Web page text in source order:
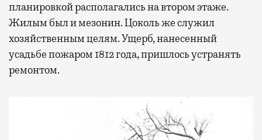
планировкой располагались на втором этаже.
Жилым был и мезонин. Цоколь же служил
хозяйственным целям. Ущерб, нанесенный
усадьбе пожаром 1812 года, пришлось устранять
ремонтом.